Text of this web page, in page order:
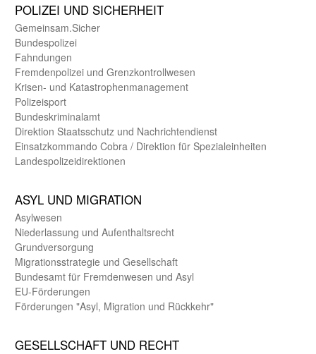
POLIZEI UND SICHER­HEIT
Gemein­sam.Sicher
Bundes­polizei
Fahndungen
Fremdenpolizei und Grenzkontrollwesen
Krisen- und Katastrophen­management
Polizeisport
Bundes­kriminal­amt
Direktion Staats­schutz und Nach­richten­dienst
Einsatz­kommando Cobra / Direktion für Spezialeinheiten
Landes­polizei­direk­tionen
ASYL UND MIGRA­TION
Asyl­wesen
Nieder­lassung und Aufent­halts­recht
Grund­versorgung
Migrations­strategie und Gesell­schaft
Bundes­amt für Fremden­wesen und Asyl
EU-Förde­rungen
Förderungen "Asyl, Migration und Rückkehr"
GE­SELL­SCHAFT UND RECHT